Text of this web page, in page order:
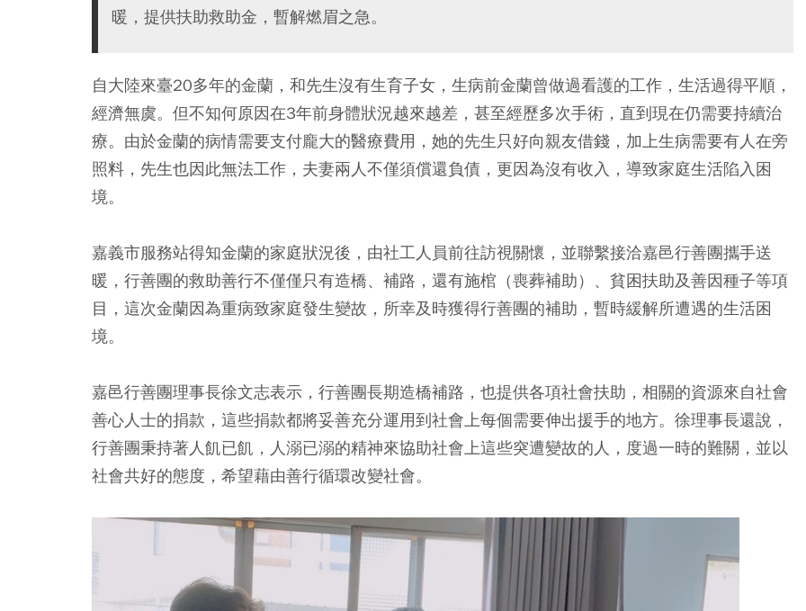
暖，提供扶助救助金，暫解燃眉之急。
自大陸來臺20多年的金蘭，和先生沒有生育子女，生病前金蘭曾做過看護的工作，生活過得平順，
經濟無虞。但不知何原因在3年前身體狀況越來越差，甚至經歷多次手術，直到現在仍需要持續治
療。由於金蘭的病情需要支付龐大的醫療費用，她的先生只好向親友借錢，加上生病需要有人在旁
照料，先生也因此無法工作，夫妻兩人不僅須償還負債，更因為沒有收入，導致家庭生活陷入困
境。
嘉義市服務站得知金蘭的家庭狀況後，由社工人員前往訪視關懷，並聯繫接洽嘉邑行善團攜手送
暖，行善團的救助善行不僅僅只有造橋、補路，還有施棺（喪葬補助）、貧困扶助及善因種子等項
目，這次金蘭因為重病致家庭發生變故，所幸及時獲得行善團的補助，暫時緩解所遭遇的生活困
境。
嘉邑行善團理事長徐文志表示，行善團長期造橋補路，也提供各項社會扶助，相關的資源來自社會
善心人士的捐款，這些捐款都將妥善充分運用到社會上每個需要伸出援手的地方。徐理事長還說，
行善團秉持著人飢已飢，人溺已溺的精神來協助社會上這些突遭變故的人，度過一時的難關，並以
社會共好的態度，希望藉由善行循環改變社會。